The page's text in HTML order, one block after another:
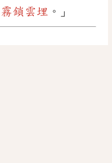
霧鎖雲埋 。」